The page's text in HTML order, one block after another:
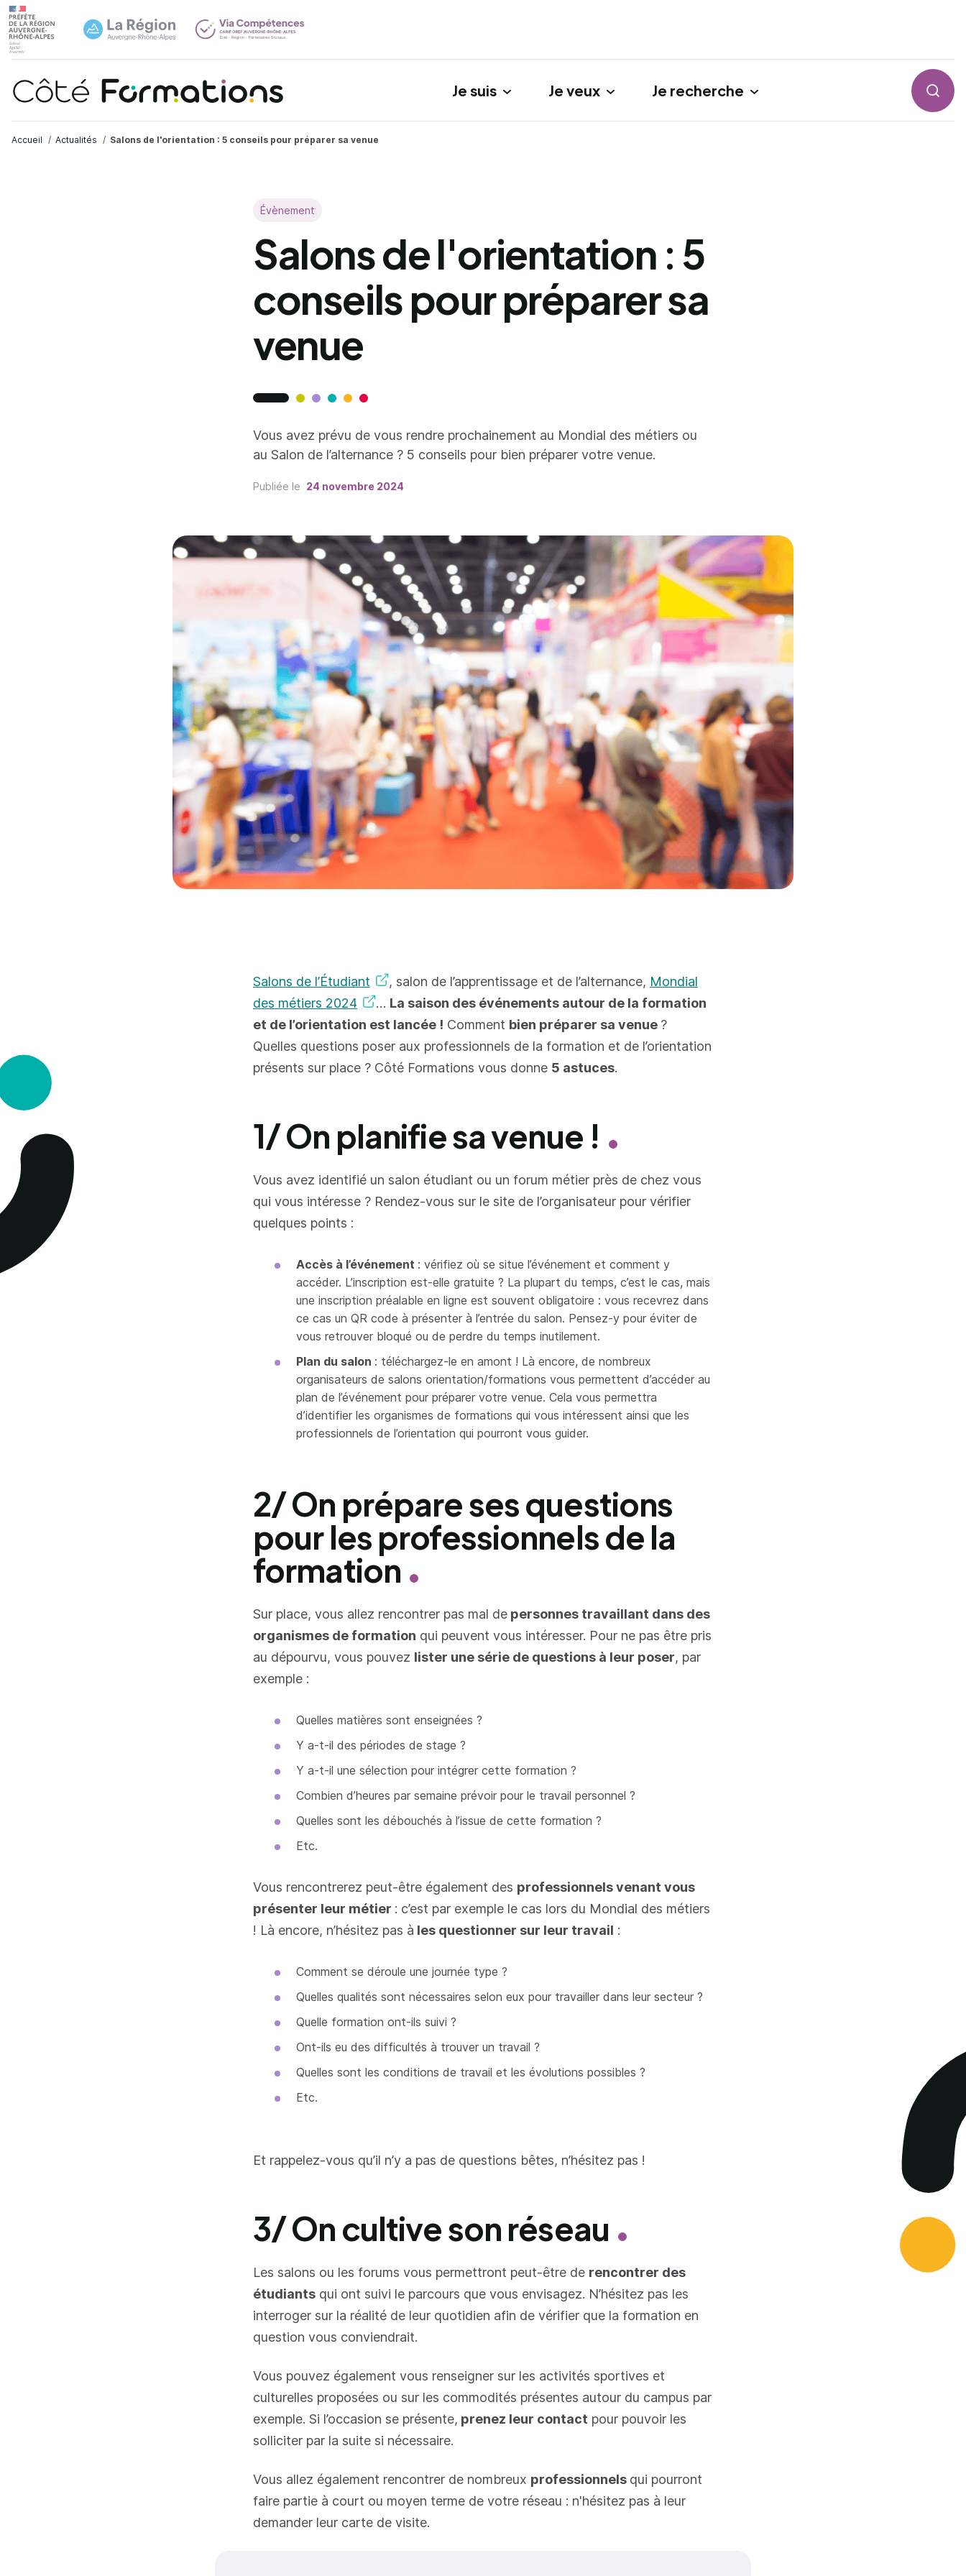
Aller au contenu principal
Je suis Je veux Je recherche
Aller au contenu principal
Accueil Actualités Salons de l'orientation : 5 conseils pour préparer sa venue
Évènement
Salons de l'orientation : 5
conseils pour préparer sa
venue
Vous avez prévu de vous rendre prochainement au Mondial des métiers ou
au Salon de l’alternance ? 5 conseils pour bien préparer votre venue.
Publiée le 24 novembre 2024
Salons de l’Étudiant , salon de l’apprentissage et de l’alternance, Mondial
des métiers 2024
… La saison des événements autour de la formation
et de l’orientation est lancée ! Comment bien préparer sa venue ?
Quelles questions poser aux professionnels de la formation et de l’orientation
présents sur place ? Côté Formations vous donne 5 astuces.
1/ On planifie sa venue !
Vous avez identifié un salon étudiant ou un forum métier près de chez vous
qui vous intéresse ? Rendez-vous sur le site de l’organisateur pour vérifier
quelques points :
Accès à l’événement : vérifiez où se situe l’événement et comment y
accéder. L’inscription est-elle gratuite ? La plupart du temps, c’est le cas, mais
une inscription préalable en ligne est souvent obligatoire : vous recevrez dans
ce cas un QR code à présenter à l’entrée du salon. Pensez-y pour éviter de
vous retrouver bloqué ou de perdre du temps inutilement.
Plan du salon : téléchargez-le en amont ! Là encore, de nombreux
organisateurs de salons orientation/formations vous permettent d’accéder au
plan de l’événement pour préparer votre venue. Cela vous permettra
d’identifier les organismes de formations qui vous intéressent ainsi que les
professionnels de l’orientation qui pourront vous guider.
2/ On prépare ses questions
pour les professionnels de la
formation
Sur place, vous allez rencontrer pas mal de personnes travaillant dans des
organismes de formation qui peuvent vous intéresser. Pour ne pas être pris
au dépourvu, vous pouvez lister une série de questions à leur poser, par
exemple :
Quelles matières sont enseignées ?
Y a-t-il des périodes de stage ?
Y a-t-il une sélection pour intégrer cette formation ?
Combien d’heures par semaine prévoir pour le travail personnel ?
Quelles sont les débouchés à l’issue de cette formation ?
Etc.
Vous rencontrerez peut-être également des professionnels venant vous
présenter leur métier : c’est par exemple le cas lors du Mondial des métiers
! Là encore, n’hésitez pas à les questionner sur leur travail :
Comment se déroule une journée type ?
Quelles qualités sont nécessaires selon eux pour travailler dans leur secteur ?
Quelle formation ont-ils suivi ?
Ont-ils eu des difficultés à trouver un travail ?
Quelles sont les conditions de travail et les évolutions possibles ?
Etc.
Et rappelez-vous qu’il n’y a pas de questions bêtes, n’hésitez pas !
3/ On cultive son réseau
Les salons ou les forums vous permettront peut-être de rencontrer des
étudiants qui ont suivi le parcours que vous envisagez. N’hésitez pas les
interroger sur la réalité de leur quotidien afin de vérifier que la formation en
question vous conviendrait.
Vous pouvez également vous renseigner sur les activités sportives et
culturelles proposées ou sur les commodités présentes autour du campus par
exemple. Si l’occasion se présente, prenez leur contact pour pouvoir les
solliciter par la suite si nécessaire.
Vous allez également rencontrer de nombreux professionnels qui pourront
faire partie à court ou moyen terme de votre réseau : n'hésitez pas à leur
demander leur carte de visite.